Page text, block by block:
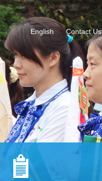
English Contact Us